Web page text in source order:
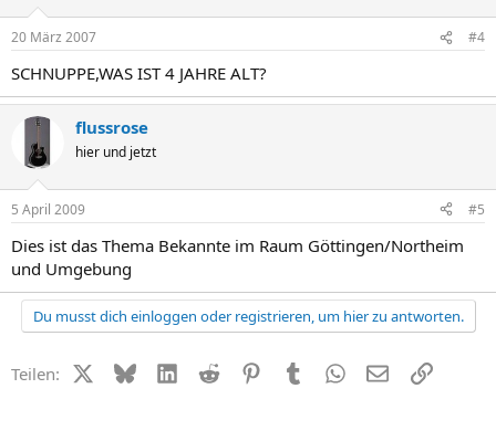
20 März 2007 #4
SCHNUPPE,WAS IST 4 JAHRE ALT?
flussrose
hier und jetzt
5 April 2009 #5
Dies ist das Thema Bekannte im Raum Göttingen/Northeim
und Umgebung
Du musst dich einloggen oder registrieren, um hier zu antworten.
Teilen: X (Twitter)
BlueskyLinkedIn
Reddit PinterestTumblr WhatsApp
E-MailLink